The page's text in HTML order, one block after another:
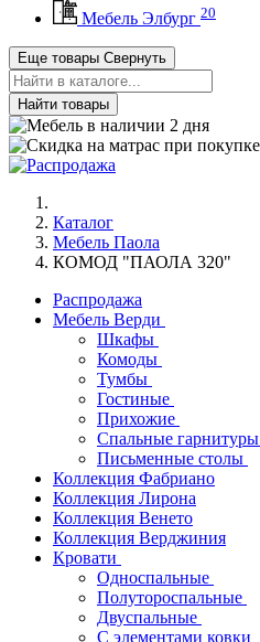
Мебель Элбург 20
Еще товары Свернуть
Найти товары
Каталог
Мебель Паола
КОМОД "ПАОЛА 320"
Распродажа
Мебель Верди
Шкафы
Комоды
Тумбы
Гостиные
Прихожие
Спальные гарнитуры
Письменные столы
Коллекция Фабриано
Коллекция Лирона
Коллекция Венето
Коллекция Верджиния
Кровати
Односпальные
Полутороспальные
Двуспальные
С элементами ковки